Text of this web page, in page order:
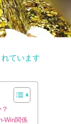
ています
Win関係